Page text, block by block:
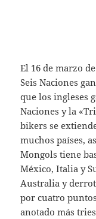
El 16 de marzo
Seis Naciones
que los ingleses
Naciones y la
bikers se
muchos países,
Mongols tiene
México, Italia y
Australia y
por cuatro
anotado más